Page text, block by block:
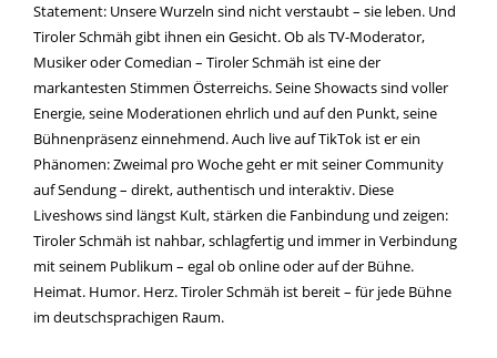
Statement: Unsere Wurzeln sind nicht verstaubt – sie leben. Und
Tiroler Schmäh gibt ihnen ein Gesicht. Ob als TV-Moderator,
Musiker oder Comedian – Tiroler Schmäh ist eine der
markantesten Stimmen Österreichs. Seine Showacts sind voller
Energie, seine Moderationen ehrlich und auf den Punkt, seine
Bühnenpräsenz einnehmend. Auch live auf TikTok ist er ein
Phänomen: Zweimal pro Woche geht er mit seiner Community
auf Sendung – direkt, authentisch und interaktiv. Diese
Liveshows sind längst Kult, stärken die Fanbindung und zeigen:
Tiroler Schmäh ist nahbar, schlagfertig und immer in Verbindung
mit seinem Publikum – egal ob online oder auf der Bühne.
Heimat. Humor. Herz. Tiroler Schmäh ist bereit – für jede Bühne
im deutschsprachigen Raum.